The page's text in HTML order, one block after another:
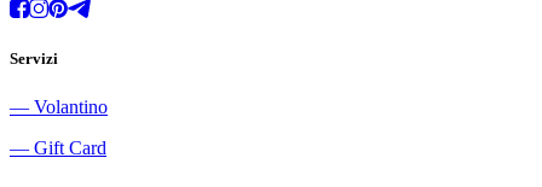
Servizi
― Volantino
― Gift Card